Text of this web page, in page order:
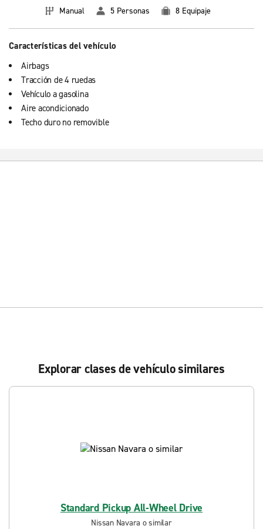
Manual 5 Personas 8 Equipaje
Características del vehículo
Airbags
Tracción de 4 ruedas
Vehículo a gasolina
Aire acondicionado
Techo duro no removible
Explorar clases de vehículo similares
Standard Pickup All-Wheel Drive
Nissan Navara o similar